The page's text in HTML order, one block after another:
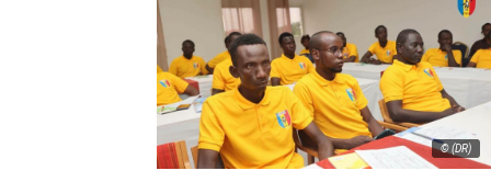
© (DR)